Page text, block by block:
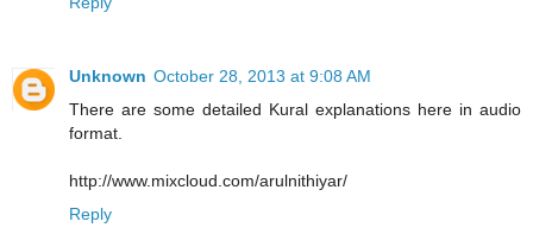
Unknown October 28, 2013 at 9:08 AM
There are some detailed Kural explanations here in audio
format.
http://www.mixcloud.com/arulnithiyar/
Reply